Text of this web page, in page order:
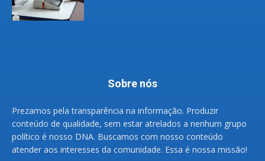
Sobre nós
Prezamos pela transparência na informação. Produzir
conteúdo de qualidade, sem estar atrelados a nenhum grupo
político é nosso DNA. Buscamos com nosso conteúdo
atender aos interesses da comunidade. Essa é nossa missão!